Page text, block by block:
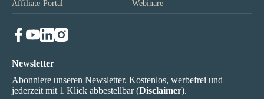
Affiliate-Portal
Webinare
Newsletter
Abonniere unseren Newsletter. Kostenlos, werbefrei und
jederzeit mit 1 Klick abbestellbar (Disclaimer).